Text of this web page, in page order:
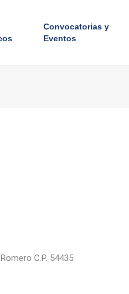
Convocatorias y
Eventos
C.P. 54435